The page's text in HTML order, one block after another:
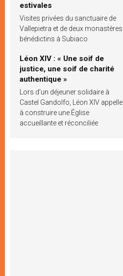
estivales
Visites privées du sanctuaire de
Vallepietra et de deux monastères
bénédictins à Subiaco
Léon XIV : « Une soif de
justice, une soif de charité
authentique »
Lors d’un déjeuner solidaire à
Castel Gandolfo, Léon XIV appelle
à construire une Église
accueillante et réconciliée